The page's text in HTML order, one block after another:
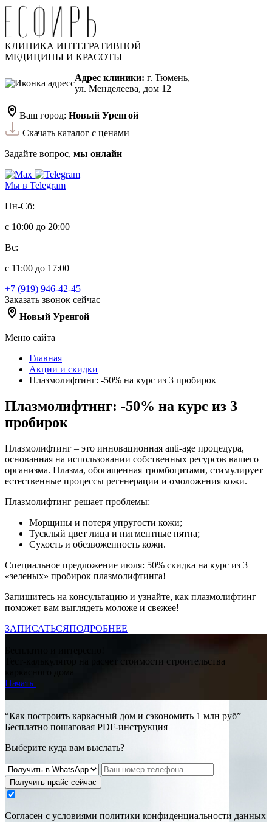
КЛИНИКА ИНТЕГРАТИВНОЙ
МЕДИЦИНЫ И КРАСОТЫ
Адрес клиники: г. Тюмень,
ул. Менделеева, дом 12
Ваш город: Новый Уренгой
Скачать каталог с ценами
Задайте вопрос, мы онлайн
Мы в Telegram
Пн-Сб:
с 10:00 до 20:00
Вс:
с 11:00 до 17:00
+7 (919) 946-42-45
Заказать звонок сейчас
Новый Уренгой
Меню сайта
Главная
Акции и скидки
Плазмолифтинг: -50% на курс из 3 пробирок
Плазмолифтинг: -50% на курс из 3
пробирок
Плазмолифтинг – это инновационная anti-age процедура,
основанная на использовании собственных ресурсов вашего
организма. Плазма, обогащенная тромбоцитами, стимулирует
естественные процессы регенерации и омоложения кожи.
Плазмолифтинг решает проблемы:
Морщины и потеря упругости кожи;
Тусклый цвет лица и пигментные пятна;
Сухость и обезвоженность кожи.
Специальное предложение июля: 50% скидка на курс из 3
«зеленых» пробирок плазмолифтинга!
Запишитесь на консультацию и узнайте, как плазмолифтинг
поможет вам выглядеть моложе и свежее!
ЗАПИСАТЬСЯПОДРОБНЕЕ
Тест-калькулятор на расчет стоимости строительства
Начать
“Как построить каркасный дом и сэкономить 1 млн руб”
Бесплатно пошаговая PDF-инструкция
Выберите куда вам выслать?
Получить прайс сейчас
Cогласен с условиями политики конфиденциальности данных